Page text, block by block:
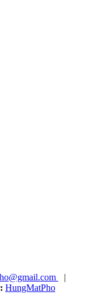
|
HungMatPho